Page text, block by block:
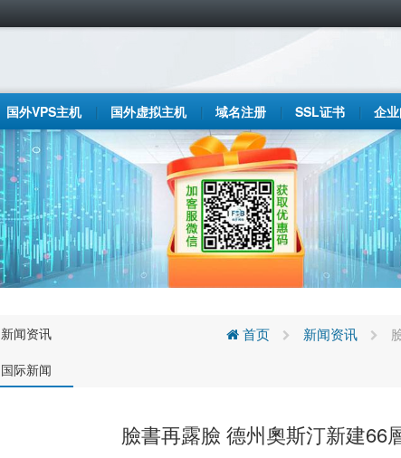
国外VPS主机 国外虚拟主机 域名注册 SSL证书 企
新闻资讯
国际新闻
首页 新闻资讯
臉書再露臉 德州奧斯汀新建66